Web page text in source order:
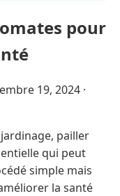
pour
19, 2024 ·
pailler
qui peut
simple mais
la santé